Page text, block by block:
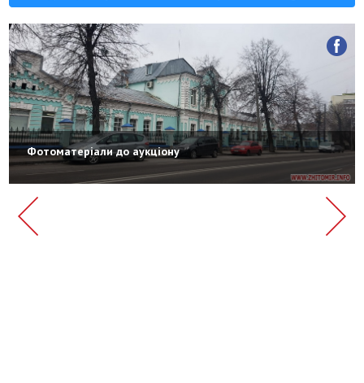
Фотоматеріали до аукціону